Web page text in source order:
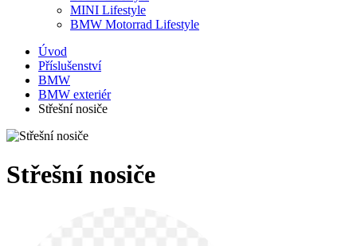
MINI Lifestyle
BMW Motorrad Lifestyle
Úvod
Příslušenství
BMW
BMW exteriér
Střešní nosiče
Střešní nosiče